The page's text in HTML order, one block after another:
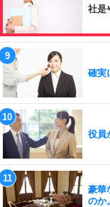
社是
確実
役員
豪華
のか。